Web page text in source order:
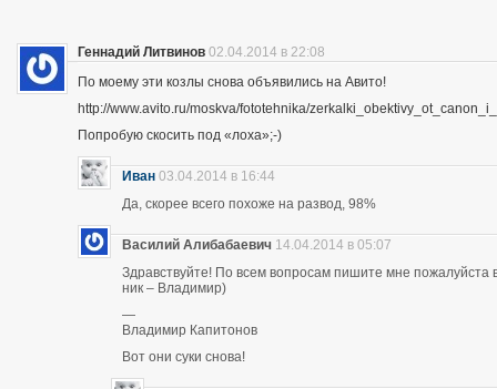
Геннадий Литвинов 02.04.2014 в 22:08
По моему эти козлы снова объявились на Авито!
http://www.avito.ru/moskva/fototehnika/
Попробую скосить под «лоха»;-)
Иван 03.04.2014 в 16:44
Да, скорее всего похоже на развод, 98%
Василий Алибабаевич 14.04.2014 в 05:07
Здравствуйте! По всем вопросам пишите мне
ник – Владимир)
—
Владимир Капитонов
Вот они суки снова!